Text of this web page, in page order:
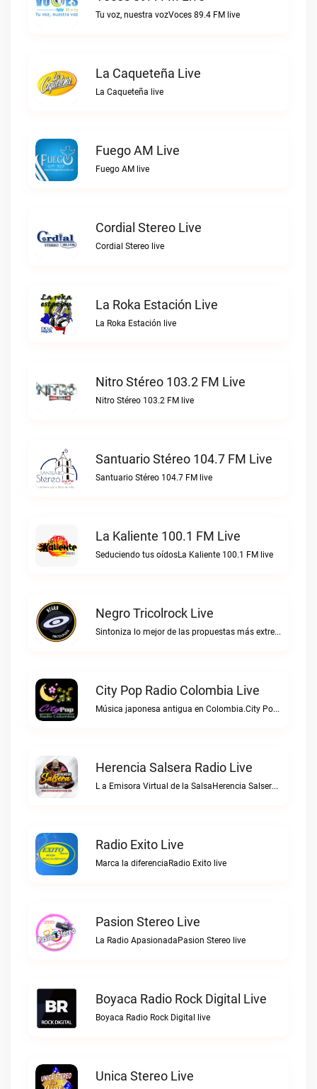
Tu voz, nuestra vozVoces 89.4 FM live
La Caqueteña Live
La Caqueteña live
Fuego AM Live
Fuego AM live
Cordial Stereo Live
Cordial Stereo live
La Roka Estación Live
La Roka Estación live
Nitro Stéreo 103.2 FM Live
Nitro Stéreo 103.2 FM live
Santuario Stéreo 104.7 FM Live
Santuario Stéreo 104.7 FM live
La Kaliente 100.1 FM Live
Seduciendo tus oídosLa Kaliente 100.1 FM live
Negro Tricolrock Live
Sintoniza lo mejor de las propuestas más extremas y virtuosas del metal colombianoNegro Tricolrock live
City Pop Radio Colombia Live
Música japonesa antigua en Colombia.City Pop Radio Colombia live
Herencia Salsera Radio Live
L a Emisora Virtual de la SalsaHerencia Salsera Radio live
Radio Exito Live
Marca la diferenciaRadio Exito live
Pasion Stereo Live
La Radio ApasionadaPasion Stereo live
Boyaca Radio Rock Digital Live
Boyaca Radio Rock Digital live
Unica Stereo Live